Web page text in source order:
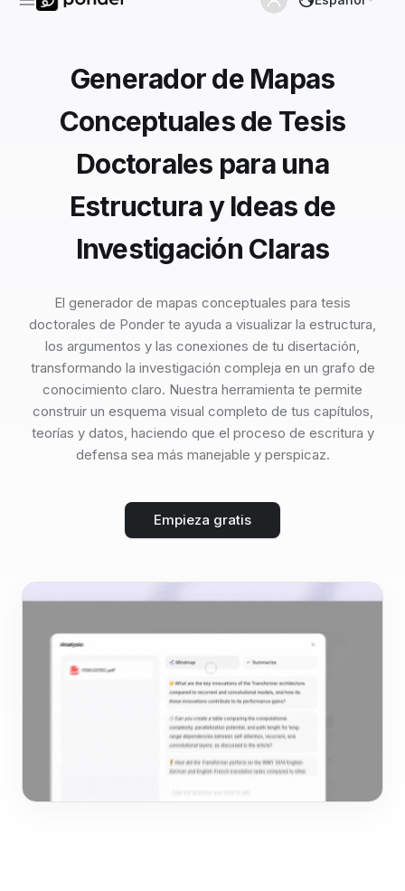
Generador de Mapas
Conceptuales de Tesis
Doctorales para una
Estructura y Ideas de
Investigación Claras
El generador de mapas conceptuales para tesis
doctorales de Ponder te ayuda a visualizar la estructura,
los argumentos y las conexiones de tu disertación,
transformando la investigación compleja en un grafo de
conocimiento claro. Nuestra herramienta te permite
construir un esquema visual completo de tus capítulos,
teorías y datos, haciendo que el proceso de escritura y
defensa sea más manejable y perspicaz.
Empieza gratis